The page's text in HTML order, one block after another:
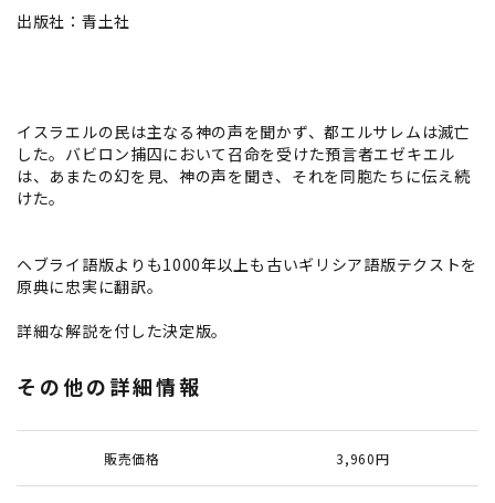
出版社：青土社
イスラエルの民は主なる神の声を聞かず、都エルサレムは滅亡
した。バビロン捕囚において召命を受けた預言者エゼキエル
は、あまたの幻を見、神の声を聞き、それを同胞たちに伝え続
けた。
ヘブライ語版よりも1000年以上も古いギリシア語版テクストを
原典に忠実に翻訳。
詳細な解説を付した決定版。
その他の詳細情報
販売価格 3,960円